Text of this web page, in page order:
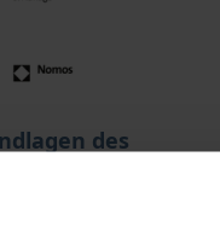
product page
des
depends on the